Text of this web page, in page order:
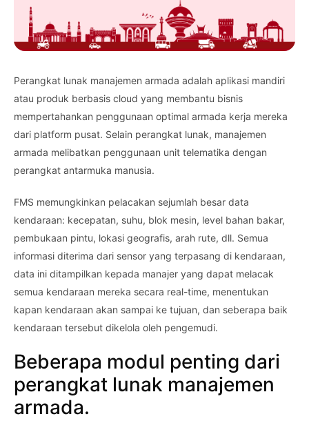
Perangkat lunak manajemen armada adalah aplikasi mandiri
atau produk berbasis cloud yang membantu bisnis
mempertahankan penggunaan optimal armada kerja mereka
dari platform pusat. Selain perangkat lunak, manajemen
armada melibatkan penggunaan unit telematika dengan
perangkat antarmuka manusia.
FMS memungkinkan pelacakan sejumlah besar data
kendaraan: kecepatan, suhu, blok mesin, level bahan bakar,
pembukaan pintu, lokasi geografis, arah rute, dll. Semua
informasi diterima dari sensor yang terpasang di kendaraan,
data ini ditampilkan kepada manajer yang dapat melacak
semua kendaraan mereka secara real-time, menentukan
kapan kendaraan akan sampai ke tujuan, dan seberapa baik
kendaraan tersebut dikelola oleh pengemudi.
Beberapa modul penting dari
perangkat lunak manajemen
armada.